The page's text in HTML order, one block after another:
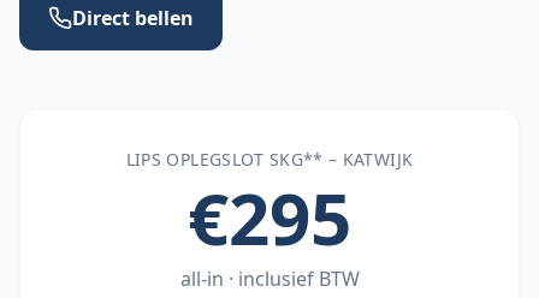
Direct bellen
LIPS OPLEGSLOT SKG** – KATWIJK
€295
all-in · inclusief BTW